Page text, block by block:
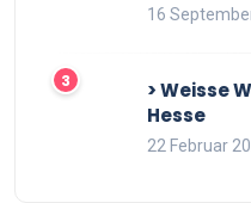
16
> Weisse
Hesse
22 Februar